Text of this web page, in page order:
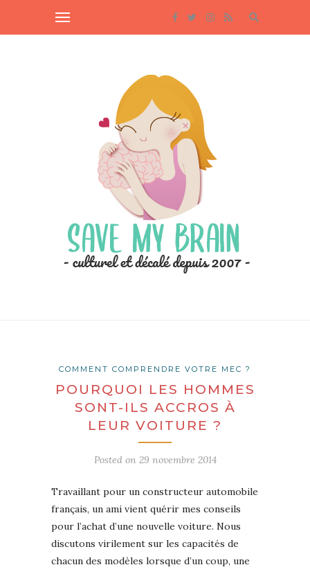
COMMENT COMPRENDRE VOTRE MEC ?
POURQUOI LES HOMMES
SONT-ILS ACCROS À
LEUR VOITURE ?
Posted on 29 novembre 2014
Travaillant pour un constructeur automobile
français, un ami vient quérir mes conseils
pour l’achat d’une nouvelle voiture. Nous
discutons virilement sur les capacités de
chacun des modèles lorsque d’un coup, une